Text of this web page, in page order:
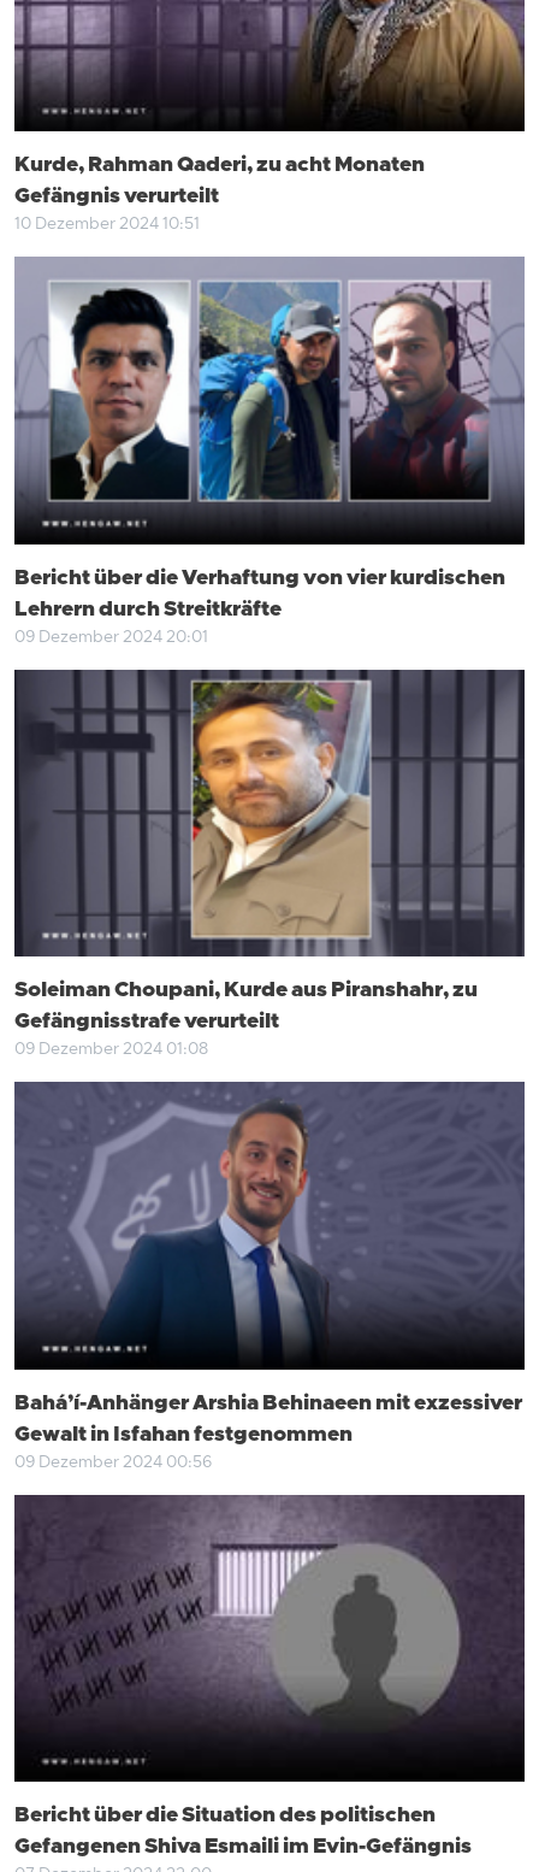
Kurde, Rahman Qaderi, zu acht Monaten
Gefängnis verurteilt
10 Dezember 2024 10:51
Bericht über die Verhaftung von vier kurdischen
Lehrern durch Streitkräfte
09 Dezember 2024 20:01
Soleiman Choupani, Kurde aus Piranshahr, zu
Gefängnisstrafe verurteilt
09 Dezember 2024 01:08
Bahá’í-Anhänger Arshia Behinaeen mit exzessiver
Gewalt in Isfahan festgenommen
09 Dezember 2024 00:56
Bericht über die Situation des politischen
Gefangenen Shiva Esmaili im Evin-Gefängnis